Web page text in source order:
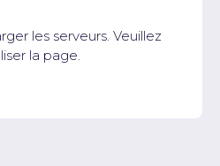
les serveurs. Veuillez
la page.